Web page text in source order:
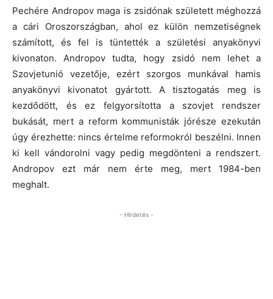
Pechére Andropov maga is zsidónak született méghozzá
a cári Oroszországban, ahol ez külön nemzetiségnek
számított, és fel is tüntették a születési anyakönyvi
kivonaton. Andropov tudta, hogy zsidó nem lehet a
Szovjetunió vezetője, ezért szorgos munkával hamis
anyakönyvi kivonatot gyártott. A tisztogatás meg is
kezdődött, és ez felgyorsította a szovjet rendszer
bukását, mert a reform kommunisták jórésze ezekután
úgy érezhette: nincs értelme reformokról beszélni. Innen
ki kell vándorolni vagy pedig megdönteni a rendszert.
Andropov ezt már nem érte meg, mert 1984-ben
meghalt.
- Hirdetés -